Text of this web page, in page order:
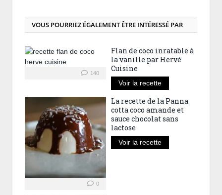
VOUS POURRIEZ ÉGALEMENT ÊTRE INTÉRESSÉ PAR
140
Flan de coco inratable à
la vanille par Hervé
Cuisine
Voir la recette
0
La recette de la Panna
cotta coco amande et
sauce chocolat sans
lactose
Voir la recette